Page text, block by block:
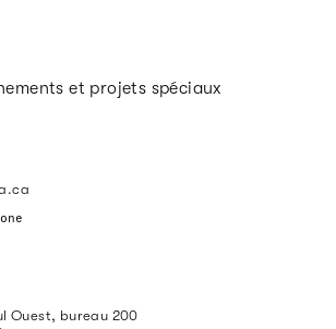
et projets spéciaux
Ouest, bureau 200